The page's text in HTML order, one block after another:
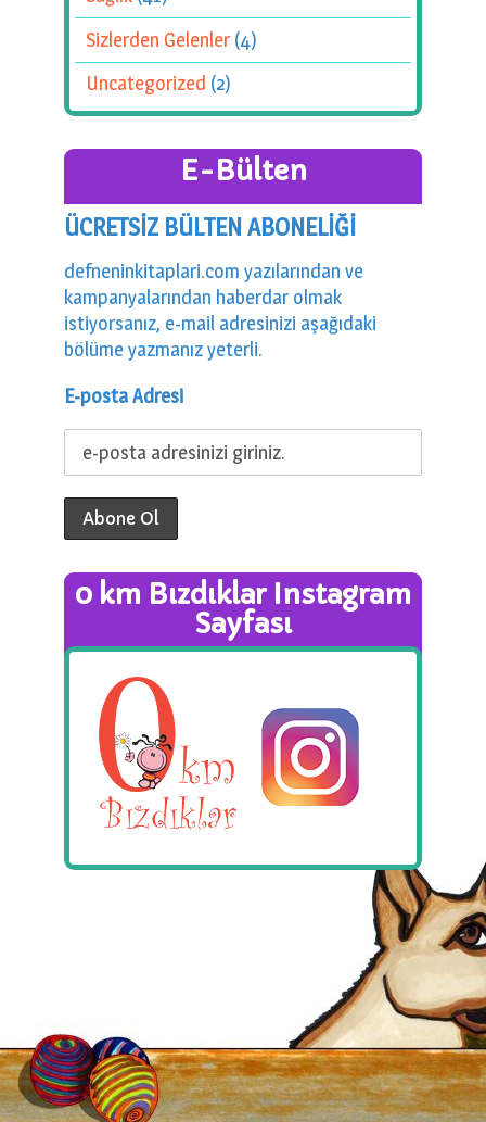
Sizlerden Gelenler(4)
Uncategorized (2)
E-Bülten
ÜCRETSİZ BÜLTEN ABONELİĞİ
defneninkitaplari.com yazılarından ve
kampanyalarından haberdar olmak
istiyorsanız, e-mail adresinizi aşağıdaki
bölüme yazmanız yeterli.
E-posta Adresi
0 km Bızdıklar Instagram
Sayfası